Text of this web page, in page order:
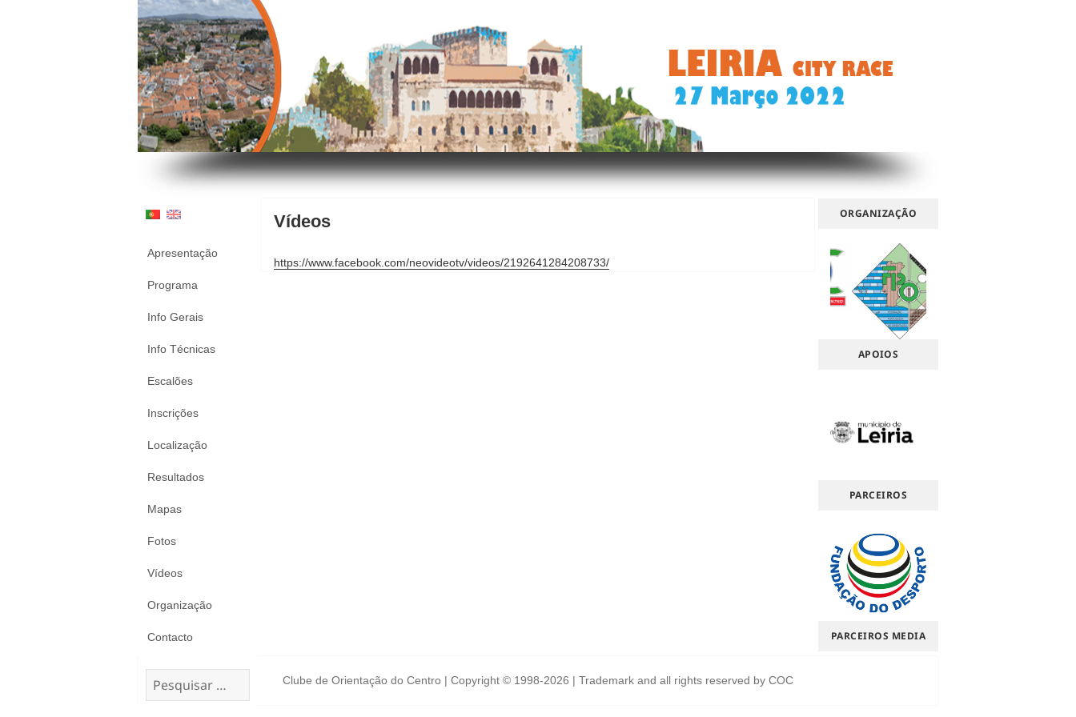
Apresentação
Programa
Info Gerais
Info Técnicas
Escalões
Inscrições
Localização
Resultados
Mapas
Fotos
Vídeos
Organização
Contacto
por:
Vídeos
https://www.facebook.com/neovideotv/videos/2192641284208733/
ORGANIZAÇÃO
APOIOS
PARCEIROS
PARCEIROS MEDIA
Clube de Orientação do Centro | Copyright © 1998-2026 | Trademark and all rights reserved by COC